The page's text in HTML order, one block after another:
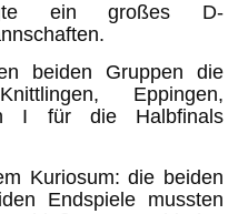
ein großes D-
beiden Gruppen die
Eppingen,
I für die Halbfinals
Kuriosum: die beiden
Endspiele mussten